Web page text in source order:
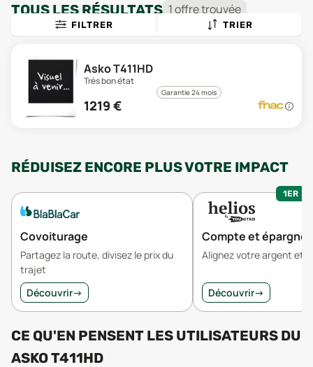
TOUS LES RÉSULTATS 1offretrouvée
FILTRER TRIER
Asko T411HD
Très bon état
Garantie 24 mois
1219 €
RÉDUISEZ ENCORE PLUS VOTRE IMPACT
Covoiturage
Partagez la route, divisez le prix du
trajet
Découvrir→
1ER
Compte et épargne
Alignez votre argent et
Découvrir→
CE QU'EN PENSENT LES UTILISATEURS DU
ASKO T411HD